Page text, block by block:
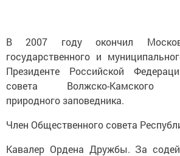
В 2007 году окончил
государственного и
Президенте Российской
совета Волжско-Камского
природного заповедника.
Член Общественного совета
Кавалер Ордена Дружбы. За